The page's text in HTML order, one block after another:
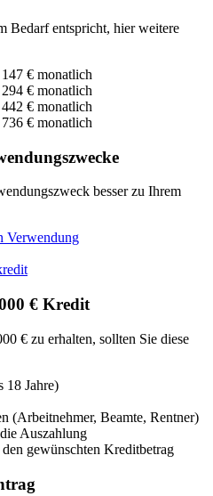
Bedarf entspricht, hier weitere
€ monatlich
€ monatlich
€ monatlich
€ monatlich
besser zu Ihrem
Verwendung
€ Kredit
€ zu erhalten, sollten Sie diese
18 Jahre)
(Arbeitnehmer, Beamte, Rentner)
Auszahlung
gewünschten Kreditbetrag